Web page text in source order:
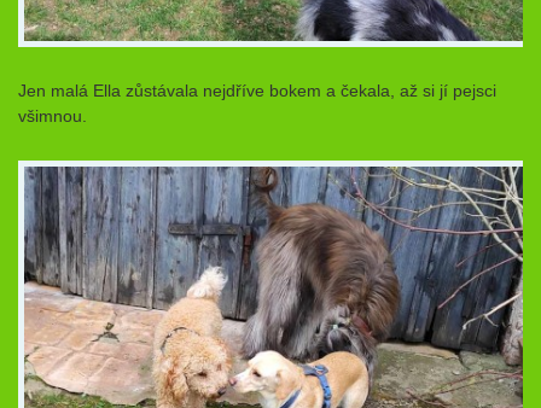
Jen malá Ella zůstávala nejdříve bokem a čekala, až si jí pejsci
všimnou.